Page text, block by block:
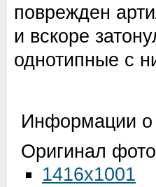
поврежден
и вскоре
однотипные с
Информации о
Оригинал
1416x1001